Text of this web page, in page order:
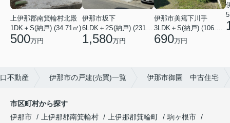
上伊那郡南箕輪村北殿
1DK＋S(納戸) (34.71㎡)
500万円
伊那市坂下
6LDK＋2S(納戸) (231.83㎡)
1,580万円
伊那市美篶下川手
3LDK＋S(納戸) (106.50㎡)
690万円
不動産 伊那市の戸建(売買)一覧 伊那市御園 中古住宅
市区町村から探す
伊那市
上伊那郡南箕輪村 上伊那郡箕輪町
駒ヶ根市